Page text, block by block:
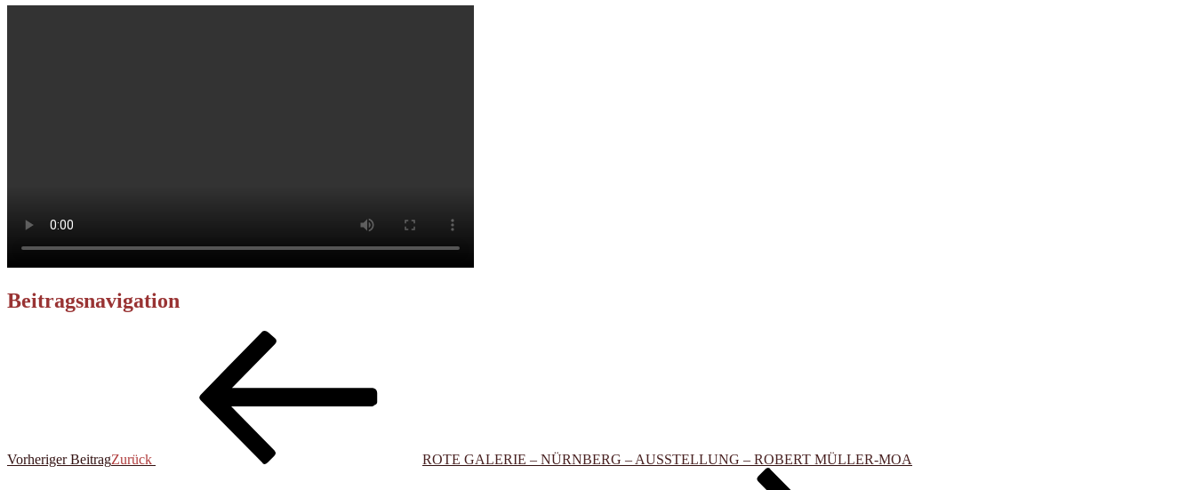
Beitragsnavigation
Vorheriger BeitragZurück ROTE GALERIE – NÜRNBERG – AUSSTELLUNG – ROBERT MÜLLER-MOA